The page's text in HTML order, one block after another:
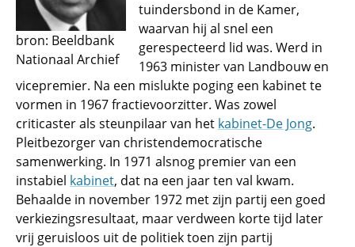
bron: Beeldbank
Nationaal Archief
tuindersbond in de Kamer,
waarvan hij al snel een
gerespecteerd lid was. Werd in
1963 minister van Landbouw en
vicepremier. Na een mislukte poging een kabinet te
vormen in 1967 fractievoorzitter. Was zowel
criticaster als steunpilaar van het kabinet-De Jong.
Pleitbezorger van christendemocratische
samenwerking. In 1971 alsnog premier van een
instabiel kabinet, dat na een jaar ten val kwam.
Behaalde in november 1972 met zijn partij een goed
verkiezingsresultaat, maar verdween korte tijd later
vrij geruisloos uit de politiek toen zijn partij